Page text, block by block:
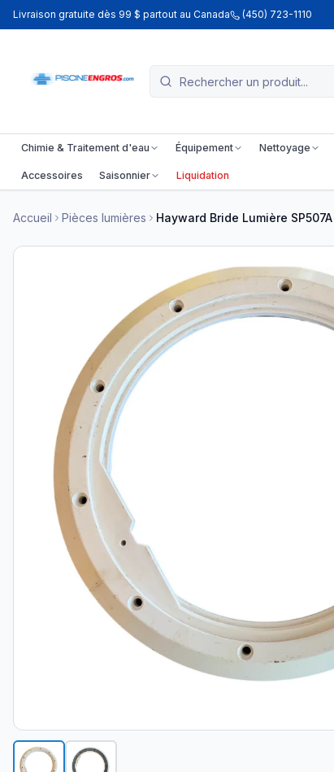
Livraison gratuite dès 99 $ partout au Canada (450) 723-1110
Chimie & Traitement d'eau Équipement Nettoyage
Accessoires Saisonnier Liquidation
Accueil Pièces lumières Hayward Bride Lumière